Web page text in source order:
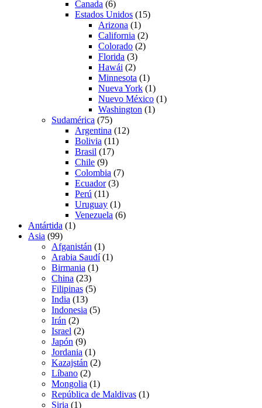
Canada (6)
Estados Unidos (15)
Arizona (1)
California (2)
Colorado (2)
Florida (3)
Hawái (2)
Minnesota (1)
Nueva York (1)
Nuevo México (1)
Washington (1)
Sudamérica (75)
Argentina (12)
Bolivia (11)
Brasil (17)
Chile (9)
Colombia (7)
Ecuador(3)
Perú (11)
Uruguay (1)
Venezuela (6)
Antártida (1)
Asia (99)
Afganistán (1)
Arabia Saudí(1)
Birmania (1)
China (23)
Filipinas (5)
India (13)
Indonesia (5)
Irán (2)
Israel (2)
Japón (9)
Jordania (1)
Kazajstán (2)
Líbano (2)
Mongolia (1)
República de Maldivas (1)
Siria (1)